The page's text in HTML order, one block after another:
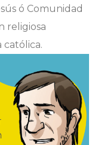
ó Comunidad
religiosa
católica.